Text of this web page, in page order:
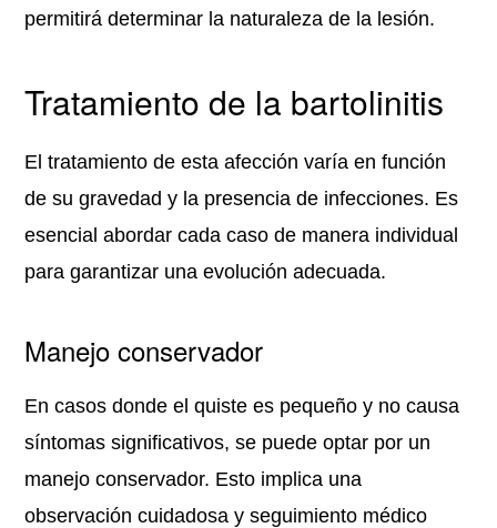
permitirá determinar la naturaleza de la lesión.
Tratamiento de la bartolinitis
El tratamiento de esta afección varía en función
de su gravedad y la presencia de infecciones. Es
esencial abordar cada caso de manera individual
para garantizar una evolución adecuada.
Manejo conservador
En casos donde el quiste es pequeño y no causa
síntomas significativos, se puede optar por un
manejo conservador. Esto implica una
observación cuidadosa y seguimiento médico